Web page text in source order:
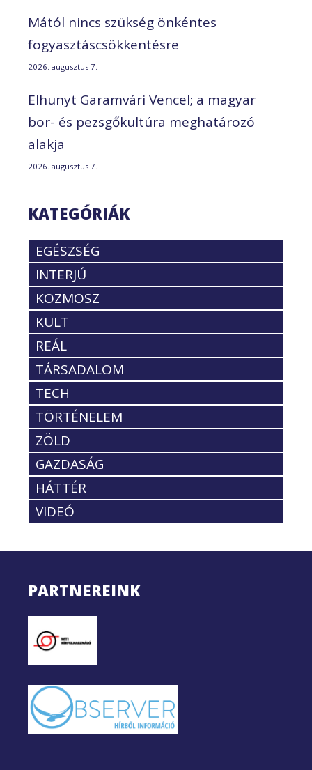
Mától nincs szükség önkéntes
fogyasztáscsökkentésre
2026. augusztus 7.
Elhunyt Garamvári Vencel; a magyar
bor- és pezsgőkultúra meghatározó
alakja
2026. augusztus 7.
KATEGÓRIÁK
EGÉSZSÉG
INTERJÚ
KOZMOSZ
KULT
REÁL
TÁRSADALOM
TECH
TÖRTÉNELEM
ZÖLD
GAZDASÁG
HÁTTÉR
VIDEÓ
PARTNEREINK